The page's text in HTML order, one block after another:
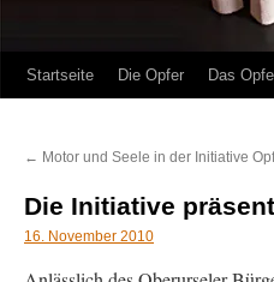
Zum
springen
Startseite Die Opfer Das
← Motor und Seele in der Initiative
Die Initiative
16. November 2010